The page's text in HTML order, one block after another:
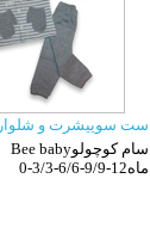
ست سوییشرت و شلوار
Bee babyسام کوچولو
0-3/3-6/6-9/9-12ماه